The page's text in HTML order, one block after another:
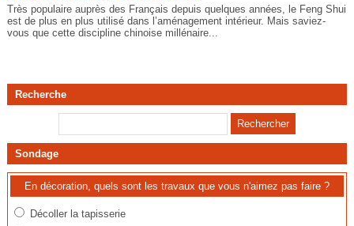
Très populaire auprès des Français depuis quelques années, le Feng Shui
est de plus en plus utilisé dans l’aménagement intérieur. Mais saviez-
vous que cette discipline chinoise millénaire...
Recherche
Sondage
En décoration, quels sont les travaux que vous n'aimez pas faire ?
Décoller la tapisserie